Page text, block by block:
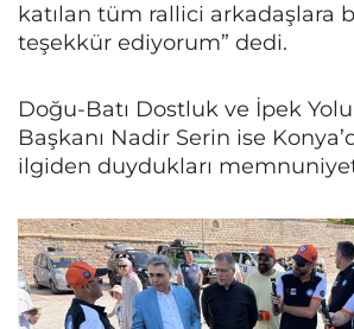
katılan tüm rallici arkadaşlara
teşekkür ediyorum” dedi.
Doğu-Batı Dostluk ve İpek
Başkanı Nadir Serin ise
ilgiden duydukları